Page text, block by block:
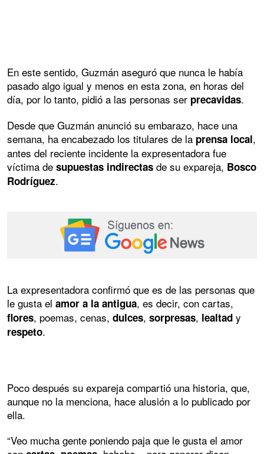
En este sentido, Guzmán aseguró que nunca le había
pasado algo igual y menos en esta zona, en horas del
día, por lo tanto, pidió a las personas ser precavidas.
Desde que Guzmán anunció su embarazo, hace una
semana, ha encabezado los titulares de la prensa local,
antes del reciente incidente la expresentadora fue
víctima de supuestas indirectas de su expareja, Bosco
Rodríguez.
La expresentadora confirmó que es de las personas que
le gusta el amor a la antigua, es decir, con cartas,
flores, poemas, cenas, dulces, sorpresas, lealtad y
respeto.
Poco después su expareja compartió una historia, que,
aunque no la menciona, hace alusión a lo publicado por
ella.
“Veo mucha gente poniendo paja que le gusta el amor